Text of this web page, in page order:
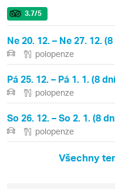
3.7/5
Ne 20. 12. – Ne 27. 12.
polopenze
Pá 25. 12. – Pá 1. 1. (8
polopenze
So 26. 12. – So 2. 1. (8
polopenze
Všechny